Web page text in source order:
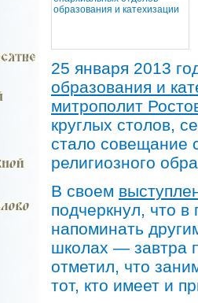
25 января 2013
образования и
митрополит
круглых столов,
стало совещание
религиозного
В своем
подчеркнул, что
напоминать
школах — завтра
отметил, что
тот, кто имеет и